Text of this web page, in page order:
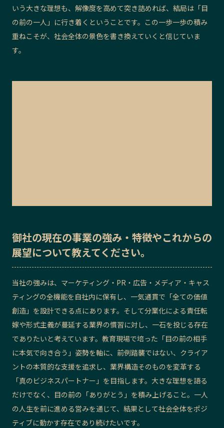
いう大きな理想も、解像度を高めて突き詰めれば、結局は「目
の前の一人」に行き着くということです。この一歩一歩の積み
重ねこそが、社会全体の景色を書き換えていくと信じていま
す。
御社の現在の事業の強み・特徴やこれからの
展望について教えてください。
当社の強みは、マーケティング・PR・広告・メディア・キャス
ティングの全機能を自社内に保有し、一気通貫で「全ての価値
創造」を設計できる点にあります。そして分業化による責任転
嫁や形式主義が蔓延する業界の慣習に対し、一石を投じる存在
でありたいと考えています。教育現場で培った「目の前の相手
に本気で向き合う」姿勢を軸に、前例踏襲ではない、クライア
ントの本質的な支援を追求し、業界構造そのものを変革する
「真のビジネスパートナー」を目指します。大きな理想を語る
だけでなく、目の前の「ありがとう」を積み上げること。一人
の人生を前に進める営みを通じて、結果として社会全体をポジ
ティブに動かす存在であり続けたいです。